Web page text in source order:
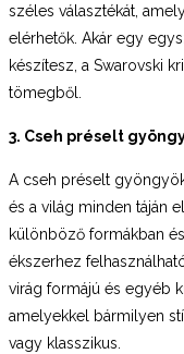
széles választékát,
elérhetők. Akár egy
készítesz, a Swarovski
tömegből.
3. Cseh préselt
A cseh préselt
és a világ minden táján
különböző formákban
ékszerhez
virág formájú és egyéb
amelyekkel bármilyen
vagy klasszikus.